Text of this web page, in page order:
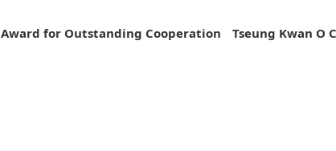
Award for Outstanding Cooperation Tseung Kwan O